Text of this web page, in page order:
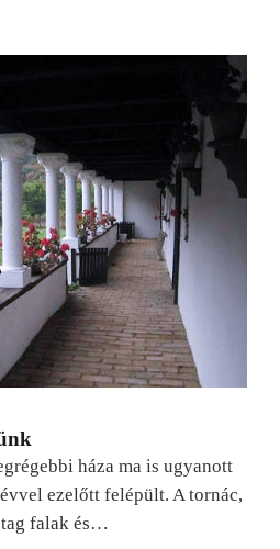
háza ma is ugyanott
ezelőtt felépült. A tornác,
falak és…